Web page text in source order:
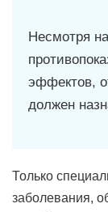
Несмотря
эффектов,
должен
Только
заболевания,